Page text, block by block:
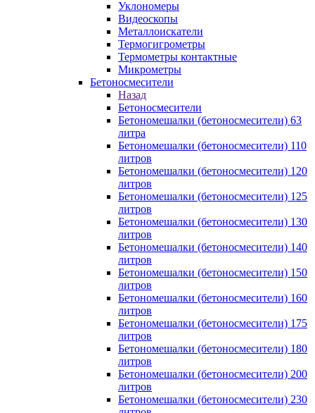
Уклономеры
Видеоскопы
Металлоискатели
Термогигрометры
Термометры контактные
Микрометры
Бетоносмесители
Назад
Бетоносмесители
Бетономешалки (бетоносмесители) 63
литра
Бетономешалки (бетоносмесители) 110
литров
Бетономешалки (бетоносмесители) 120
литров
Бетономешалки (бетоносмесители) 125
литров
Бетономешалки (бетоносмесители) 130
литров
Бетономешалки (бетоносмесители) 140
литров
Бетономешалки (бетоносмесители) 150
литров
Бетономешалки (бетоносмесители) 160
литров
Бетономешалки (бетоносмесители) 175
литров
Бетономешалки (бетоносмесители) 180
литров
Бетономешалки (бетоносмесители) 200
литров
Бетономешалки (бетоносмесители) 230